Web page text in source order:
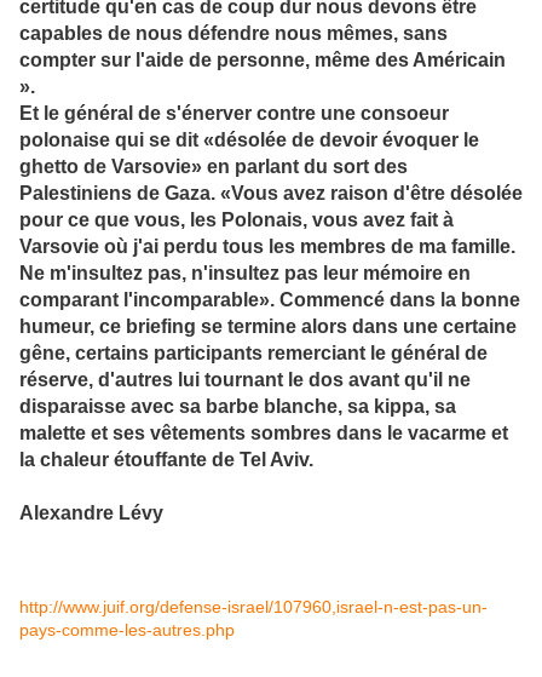
certitude qu'en cas de coup dur nous devons être
capables de nous défendre nous mêmes, sans
compter sur l'aide de personne, même des Américain
».
Et le général de s'énerver contre une consoeur
polonaise qui se dit «désolée de devoir évoquer le
ghetto de Varsovie» en parlant du sort des
Palestiniens de Gaza. «Vous avez raison d'être désolée
pour ce que vous, les Polonais, vous avez fait à
Varsovie où j'ai perdu tous les membres de ma famille.
Ne m'insultez pas, n'insultez pas leur mémoire en
comparant l'incomparable». Commencé dans la bonne
humeur, ce briefing se termine alors dans une certaine
gêne, certains participants remerciant le général de
réserve, d'autres lui tournant le dos avant qu'il ne
disparaisse avec sa barbe blanche, sa kippa, sa
malette et ses vêtements sombres dans le vacarme et
la chaleur étouffante de Tel Aviv.
Alexandre Lévy
http://www.juif.org/defense-israel/107960,israel-n-est-pas-un-
pays-comme-les-autres.php